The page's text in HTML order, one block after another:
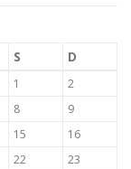
S D
1
2
8
9
15
16
22
23